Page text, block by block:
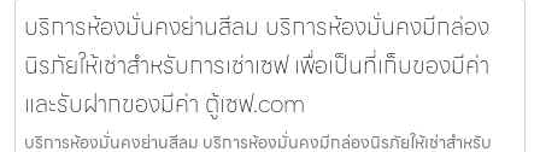
บริการห้องมั่นคงย่านสีลม บริการห้องมั่นคงมีกล่อง
นิรภัยให้เช่าสำหรับการเช่าเซฟ เพื่อเป็นที่เก็บของมีค่า
และรับฝากของมีค่า ตู้เซฟ.com
บริการห้องมั่นคงย่านสีลม บริการห้องมั่นคงมีกล่องนิรภัยให้เช่าสำหรับ